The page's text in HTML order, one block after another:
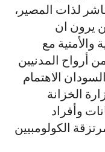
لذات المصير،
يرون ان
والأمنية مع
أرواح المدنيين
الاهتمام
الخزانة
وأفراد
الكولومبيين